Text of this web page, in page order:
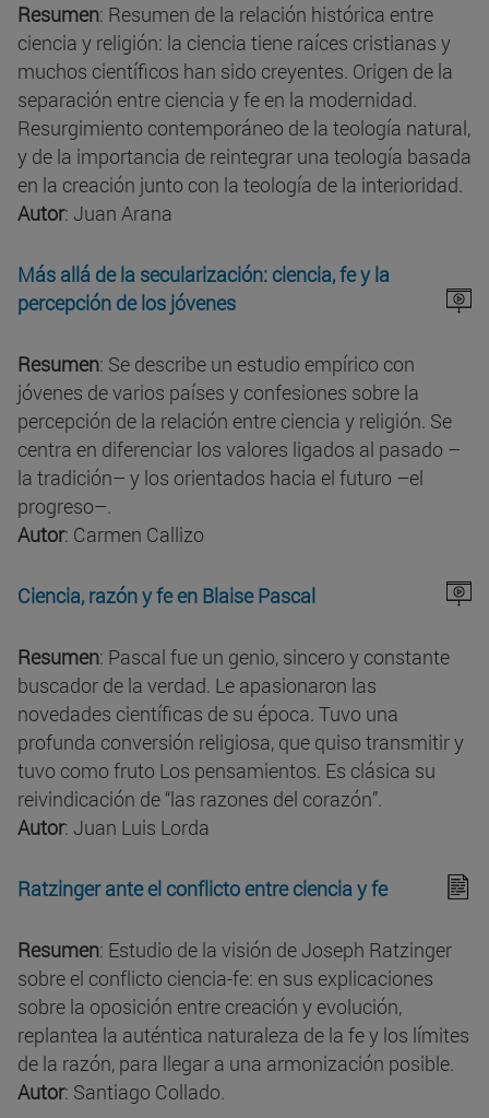
Resumen: Resumen de la relación histórica entre
ciencia y religión: la ciencia tiene raíces cristianas y
muchos científicos han sido creyentes. Origen de la
separación entre ciencia y fe en la modernidad.
Resurgimiento contemporáneo de la teología natural,
y de la importancia de reintegrar una teología basada
en la creación junto con la teología de la interioridad.
Autor: Juan Arana
Más allá de la secularización: ciencia, fe y la
percepción de los jóvenes
Resumen: Se describe un estudio empírico con
jóvenes de varios países y confesiones sobre la
percepción de la relación entre ciencia y religión. Se
centra en diferenciar los valores ligados al pasado –
la tradición– y los orientados hacia el futuro –el
progreso–.
Autor: Carmen Callizo
Ciencia, razón y fe en Blaise Pascal
Resumen: Pascal fue un genio, sincero y constante
buscador de la verdad. Le apasionaron las
novedades científicas de su época. Tuvo una
profunda conversión religiosa, que quiso transmitir y
tuvo como fruto Los pensamientos. Es clásica su
reivindicación de “las razones del corazón”.
Autor: Juan Luis Lorda
Ratzinger ante el conflicto entre ciencia y fe
Resumen: Estudio de la visión de Joseph Ratzinger
sobre el conflicto ciencia-fe: en sus explicaciones
sobre la oposición entre creación y evolución,
replantea la auténtica naturaleza de la fe y los límites
de la razón, para llegar a una armonización posible.
Autor: Santiago Collado.